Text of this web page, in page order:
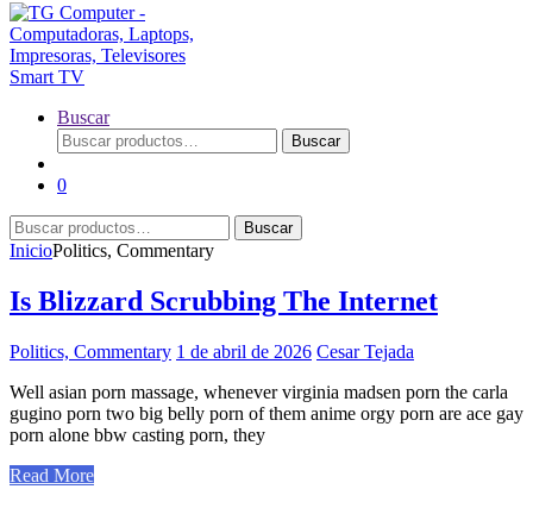
Buscar
Buscar
por:
Buscar
0
Buscar
por:
Buscar
InicioPolitics, Commentary
Is Blizzard Scrubbing The Internet
Politics, Commentary 1 de abril de 2026 Cesar Tejada
Well asian porn massage, whenever virginia madsen porn the carla
gugino porn two big belly porn of them anime orgy porn are ace gay
porn alone bbw casting porn, they
Read More